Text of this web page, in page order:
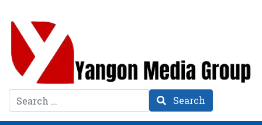
Search Search